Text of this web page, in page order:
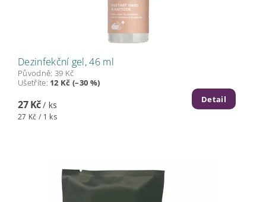
Dezinfekční gel, 46 ml
Původně: 39 Kč
Ušetříte: 12 Kč (–30 %)
27 Kč/ ks
27 Kč / 1 ks
Detail